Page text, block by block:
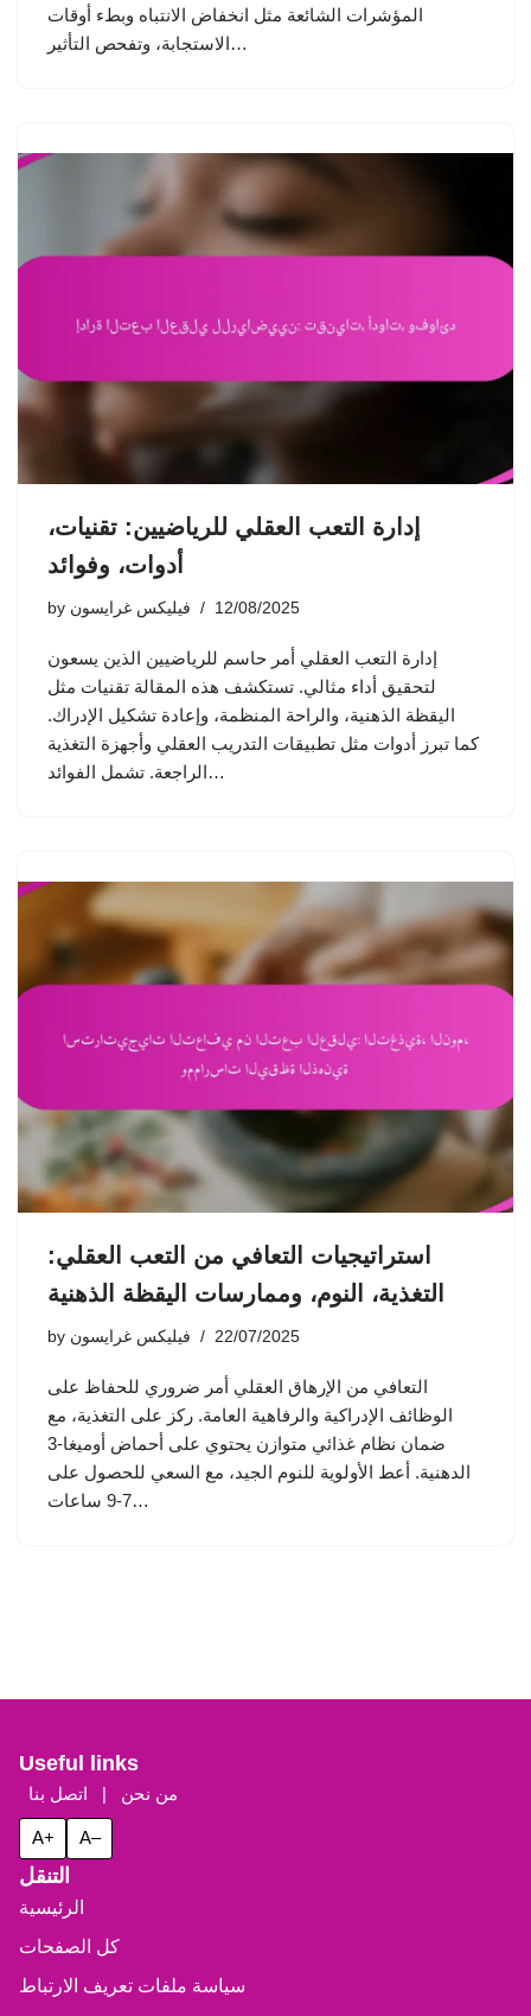
المؤشرات الشائعة مثل انخفاض الانتباه وبطء أوقات
الاستجابة، وتفحص التأثير…
إدارة التعب العقلي للرياضيين: تقنيات،
أدوات، وفوائد
by فيليكس غرايسون 12/08/2025
إدارة التعب العقلي أمر حاسم للرياضيين الذين يسعون
لتحقيق أداء مثالي. تستكشف هذه المقالة تقنيات مثل
اليقظة الذهنية، والراحة المنظمة، وإعادة تشكيل الإدراك.
كما تبرز أدوات مثل تطبيقات التدريب العقلي وأجهزة التغذية
الراجعة. تشمل الفوائد…
استراتيجيات التعافي من التعب العقلي:
التغذية، النوم، وممارسات اليقظة الذهنية
by فيليكس غرايسون 22/07/2025
التعافي من الإرهاق العقلي أمر ضروري للحفاظ على
الوظائف الإدراكية والرفاهية العامة. ركز على التغذية، مع
ضمان نظام غذائي متوازن يحتوي على أحماض أوميغا-3
الدهنية. أعط الأولوية للنوم الجيد، مع السعي للحصول على
7-9 ساعات…
Useful links
من نحن | اتصل بنا
A+ A–
التنقل
الرئيسية
كل الصفحات
سياسة ملفات تعريف الارتباط